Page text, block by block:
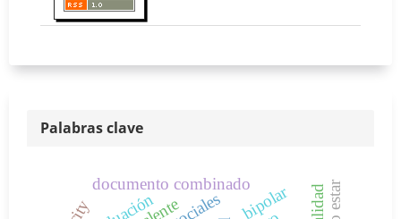
Palabras clave
documento combinadobipolar